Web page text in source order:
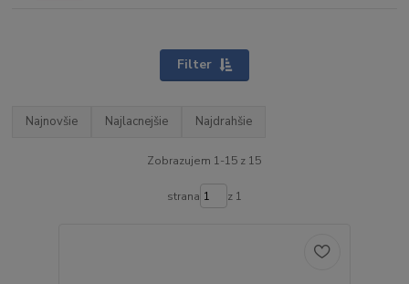
Filter
Najnovšie Najlacnejšie Najdrahšie
Zobrazujem 1-15 z 15
strana z 1